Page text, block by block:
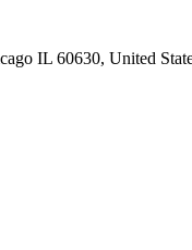
IL 60630, United